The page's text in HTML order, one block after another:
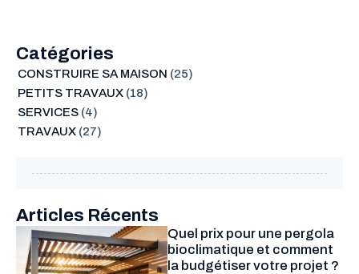
Catégories
CONSTRUIRE SA MAISON (25)
PETITS TRAVAUX(18)
SERVICES(4)
TRAVAUX(27)
Articles Récents
Quel prix pour une pergola
bioclimatique et comment
la budgétiser votre projet ?